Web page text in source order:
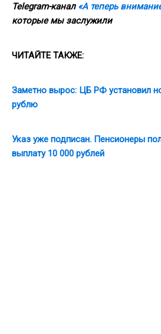
Telegram-канал «А теперь
которые мы заслужили
ЧИТАЙТЕ ТАКЖЕ:
Заметно вырос: ЦБ РФ установил
рублю
Указ уже подписан. Пенсионеры
выплату 10 000 рублей